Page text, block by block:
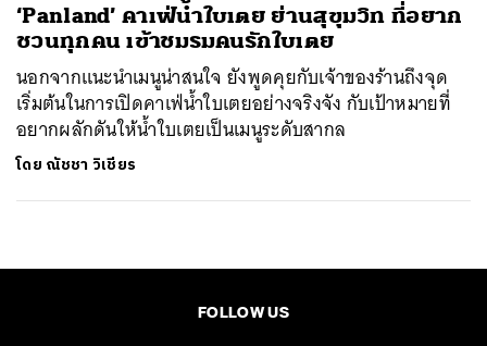
‘Panland’ คาเฟ่น้ำใบเตย ย่านสุขุมวิท ที่อยาก
ชวนทุกคน เข้าชมรมคนรักใบเตย
นอกจากแนะนำเมนูน่าสนใจ ยังพูดคุยกับเจ้าของร้านถึงจุด
เริ่มต้นในการเปิดคาเฟ่น้ำใบเตยอย่างจริงจัง กับเป้าหมายที่
อยากผลักดันให้น้ำใบเตยเป็นเมนูระดับสากล
โดย ณัชชา วิเชียร
FOLLOW US